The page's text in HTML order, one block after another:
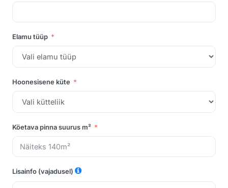
Elamu tüüp
Hoonesisene küte
Köetava pinna suurus m²
Lisainfo (vajadusel)